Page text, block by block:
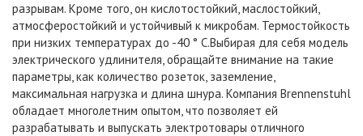
разрывам. Кроме того, он кислотостойкий, маслостойкий,
атмосферостойкий и устойчивый к микробам. Термостойкость
при низких температурах до -40 ° C.Выбирая для себя модель
электрического удлинителя, обращайте внимание на такие
параметры, как количество розеток, заземление,
максимальная нагрузка и длина шнура. Компания Brennenstuhl
обладает многолетним опытом, что позволяет ей
разрабатывать и выпускать электротовары отличного